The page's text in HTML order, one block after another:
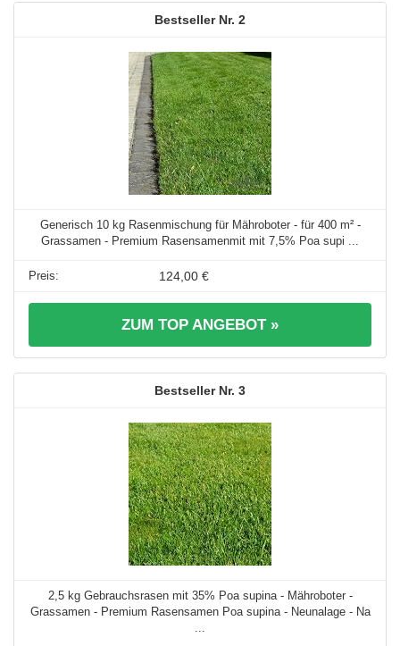
2
Generisch 10 kg Rasenmischung für Mähroboter - für 400 m² -
Grassamen - Premium Rasensamenmit mit 7,5% Poa supi ...
124,00 €
ZUM TOP ANGEBOT »
3
2,5 kg Gebrauchsrasen mit 35% Poa supina - Mähroboter -
Grassamen - Premium Rasensamen Poa supina - Neunalage - Na
...